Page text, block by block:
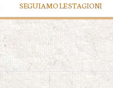
SEGUIAMO LE STAGIONI